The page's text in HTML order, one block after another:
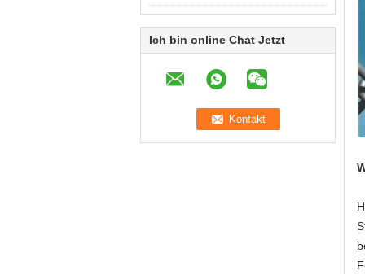
Ich bin online Chat Jetzt